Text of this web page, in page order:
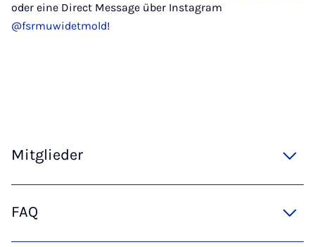
oder eine Direct Message über Instagram
@fsrmuwidetmold!
Mitglieder
FAQ